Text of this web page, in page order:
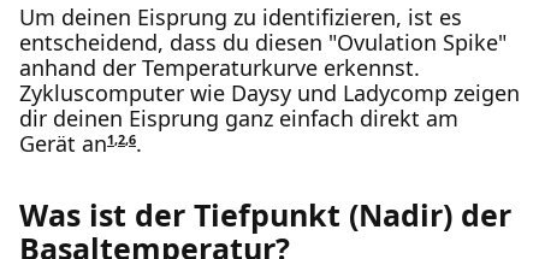
Um deinen Eisprung zu identifizieren, ist es
entscheidend, dass du diesen "Ovulation Spike"
anhand der Temperaturkurve erkennst.
Zykluscomputer wie Daysy und Ladycomp zeigen
dir deinen Eisprung ganz einfach direkt am
Gerät an1,2,6.
Was ist der Tiefpunkt (Nadir) der
Basaltemperatur?